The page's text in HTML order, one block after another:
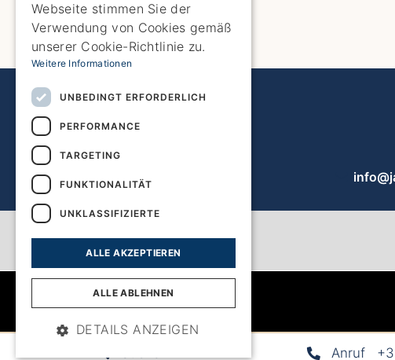
Anruf
FRENCH
DUTCH
Webseite stimmen Sie der
Verwendung von Cookies gemäß
unserer Cookie-Richtlinie zu.
Weitere Informationen
UNBEDINGT ERFORDERLICH
PERFORMANCE
TARGETING
FUNKTIONALITÄT
UNKLASSIFIZIERTE
ALLE AKZEPTIEREN
ALLE ABLEHNEN
DETAILS ANZEIGEN